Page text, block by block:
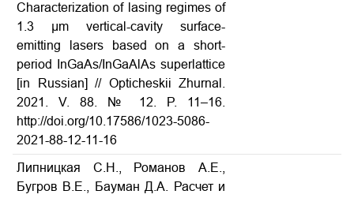
Characterization of lasing regimes of
1.3 µm vertical-cavity surface-
emitting lasers based on a short-
period InGaAs/InGaAlAs superlattice
[in Russian] // Opticheskii Zhurnal.
2021. V. 88. № 12. P. 11–16.
http://doi.org/10.17586/1023-5086-
2021-88-12-11-16
Липницкая С.Н., Романов А.Е.,
Бугров В.Е., Бауман Д.А. Расчет и